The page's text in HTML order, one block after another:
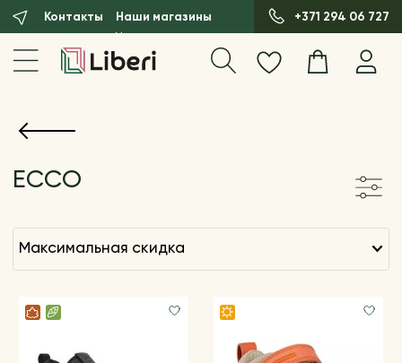
Контакты Наши магазины +371 294 06 727
ECCO
максимальная скидка